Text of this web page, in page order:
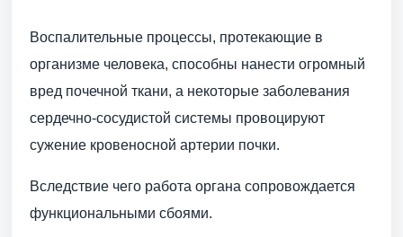
Воспалительные процессы, протекающие в
организме человека, способны нанести огромный
вред почечной ткани, а некоторые заболевания
сердечно-сосудистой системы провоцируют
сужение кровеносной артерии почки.
Вследствие чего работа органа сопровождается
функциональными сбоями.